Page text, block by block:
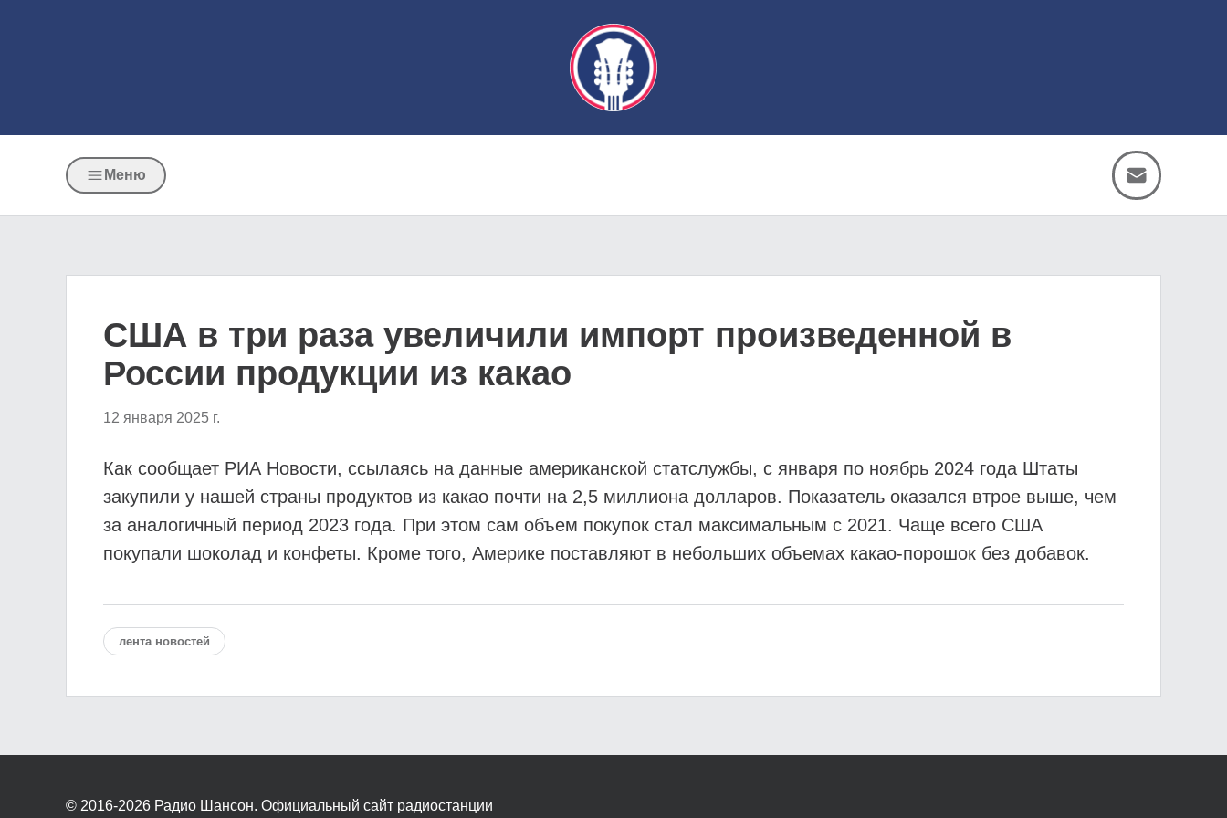
Меню
США в три раза увеличили импорт произведенной в
России продукции из какао
12 января 2025 г.
Как сообщает РИА Новости, ссылаясь на данные американской статслужбы, с января по ноябрь 2024 года Штаты
закупили у нашей страны продуктов из какао почти на 2,5 миллиона долларов. Показатель оказался втрое выше, чем
за аналогичный период 2023 года. При этом сам объем покупок стал максимальным с 2021. Чаще всего США
покупали шоколад и конфеты. Кроме того, Америке поставляют в небольших объемах какао-порошок без добавок.
лента новостей
© 2016-2026 Радио Шансон. Официальный сайт радиостанции